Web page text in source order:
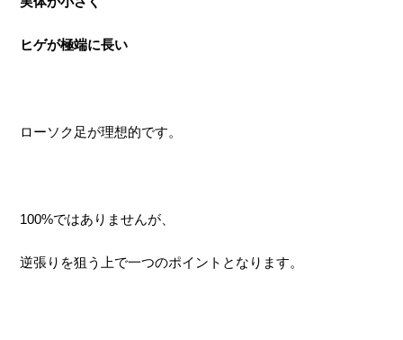
ヒゲが極端に長い
ローソク足が理想的です。
100%ではありませんが、
逆張りを狙う上で一つのポイントとなります。